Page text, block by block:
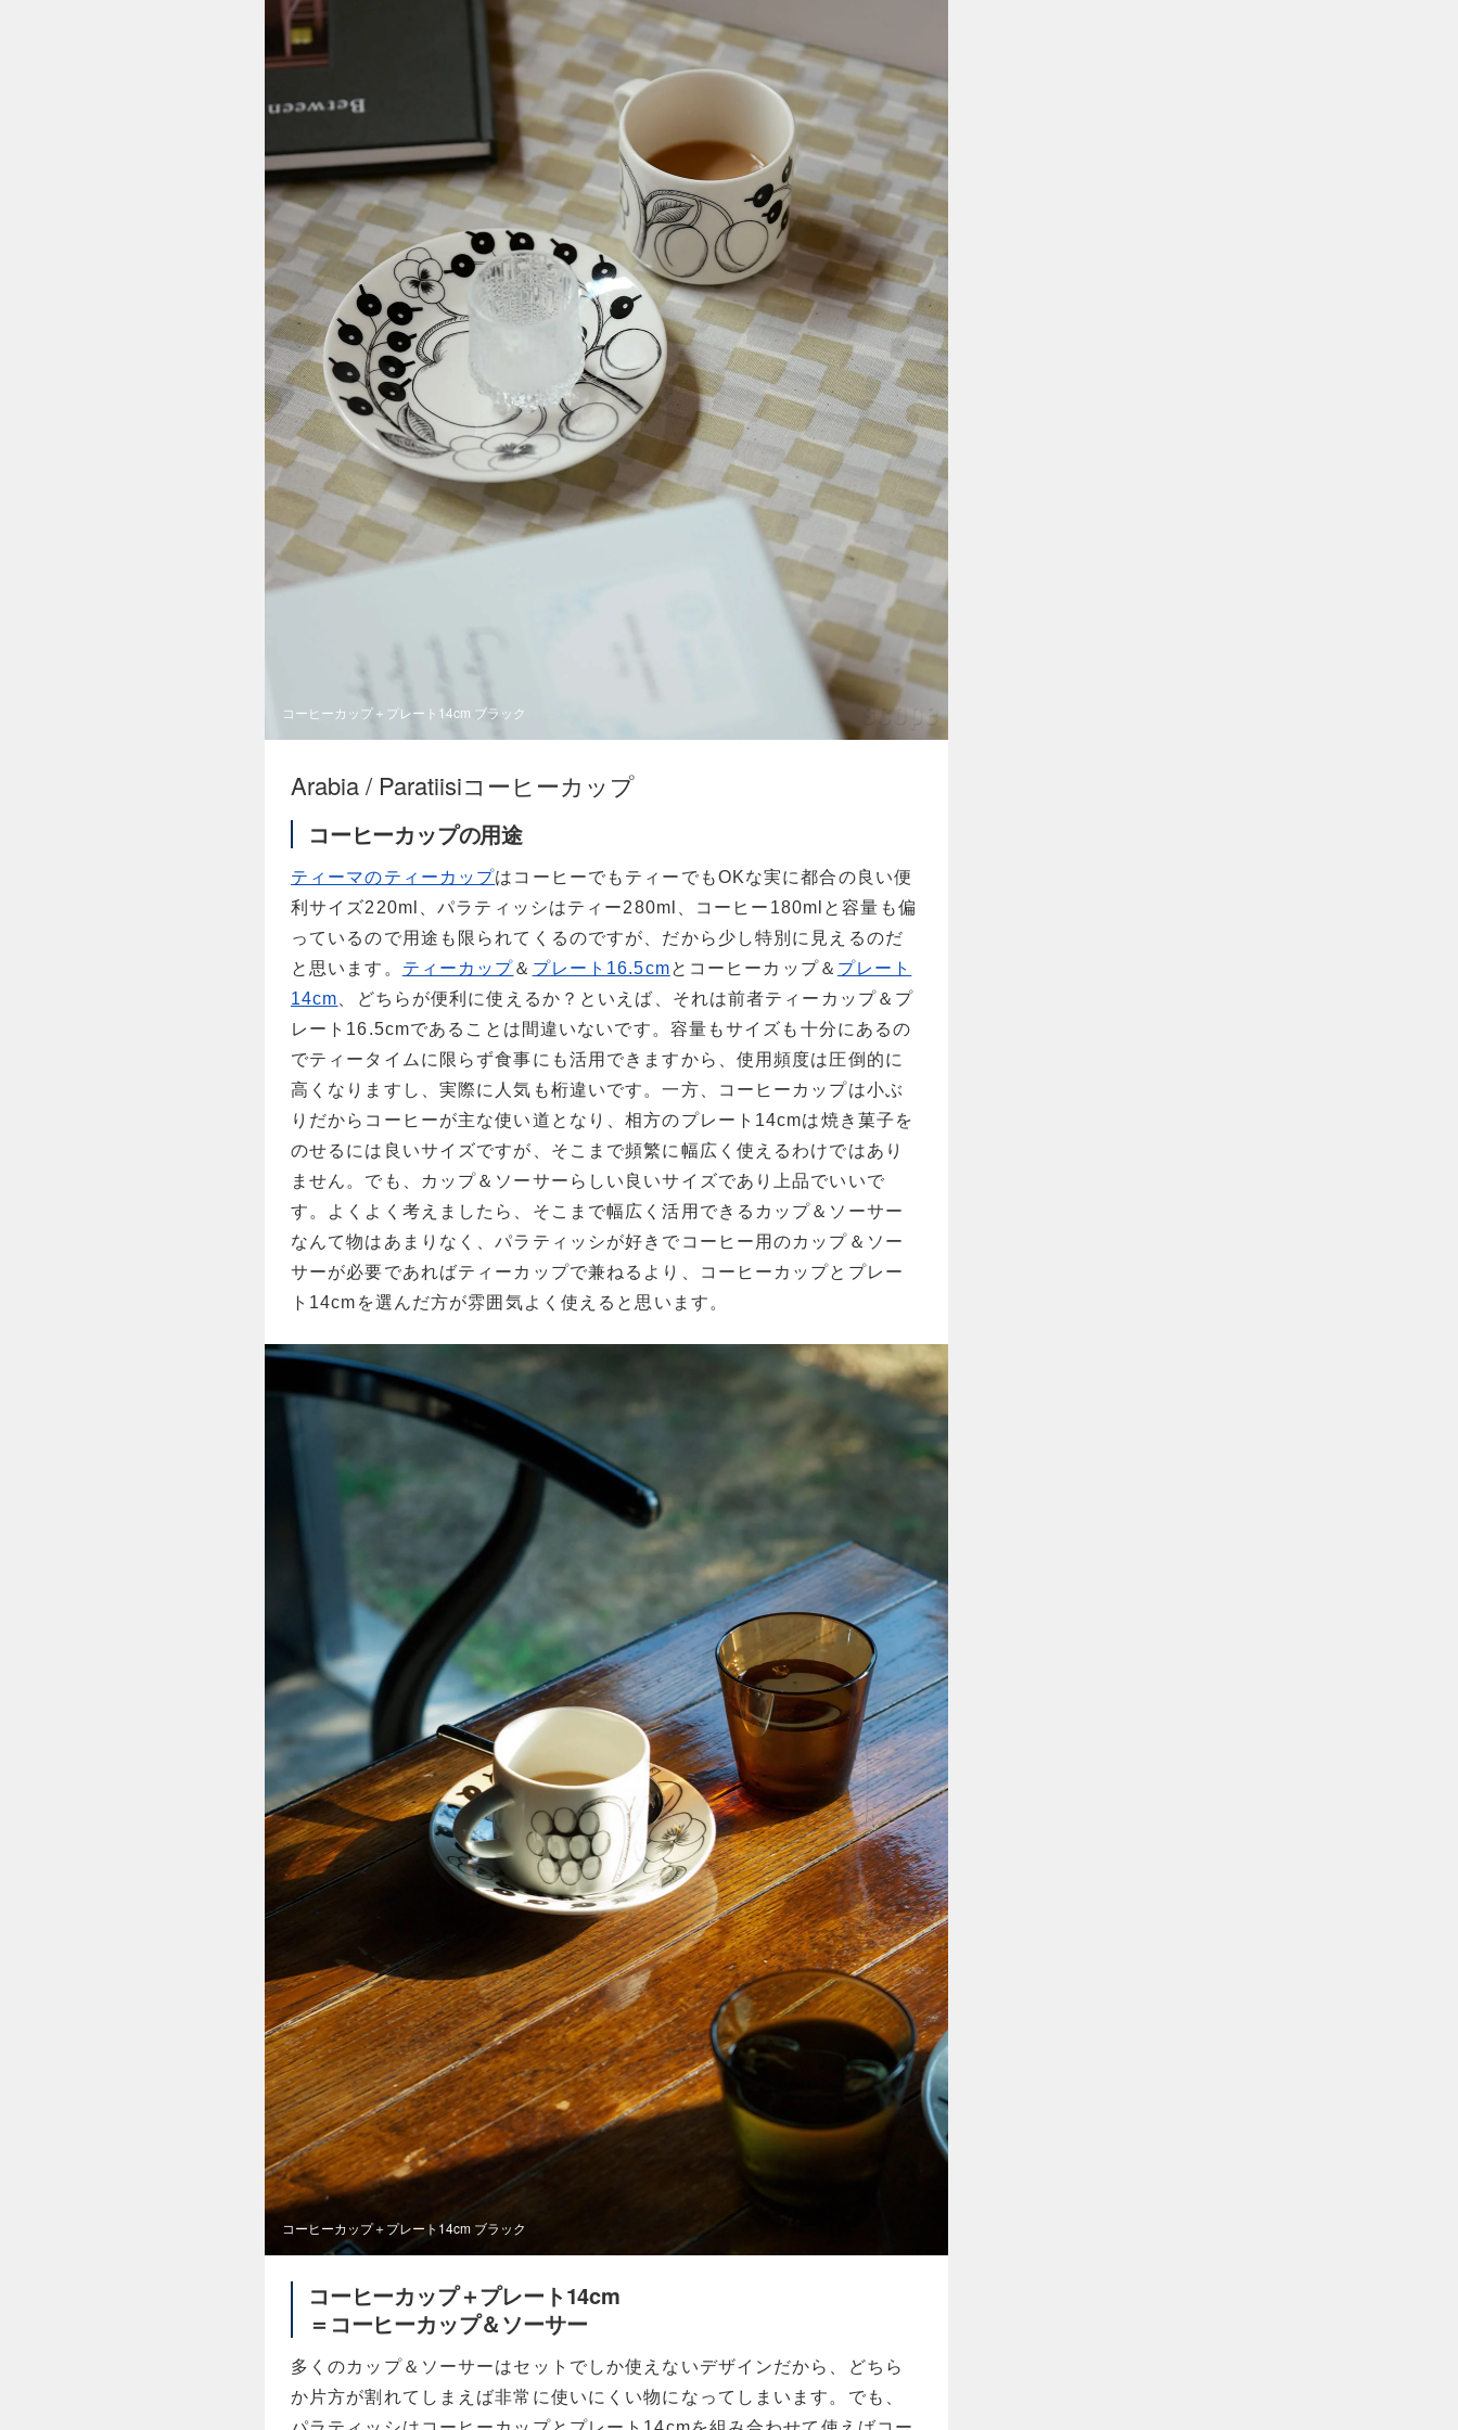
コーヒーカップ＋プレート14cm ブラック
Arabia / Paratiisiコーヒーカップ
コーヒーカップの用途
ティーマのティーカップはコーヒーでもティーでもOKな実に都合の良い便
利サイズ220ml、パラティッシはティー280ml、コーヒー180mlと容量も偏
っているので用途も限られてくるのですが、だから少し特別に見えるのだ
と思います。 ティーカップ＆ プレート16.5cmとコーヒーカップ＆ プレート
14cm 、どちらが便利に使えるか？といえば、それは前者ティーカップ＆プ
レート16.5cmであることは間違いないです。容量もサイズも十分にあるの
でティータイムに限らず食事にも活用できますから、使用頻度は圧倒的に
高くなりますし、実際に人気も桁違いです。一方、コーヒーカップは小ぶ
りだからコーヒーが主な使い道となり、相方のプレート14cmは焼き菓子を
のせるには良いサイズですが、そこまで頻繁に幅広く使えるわけではあり
ません。でも、カップ＆ソーサーらしい良いサイズであり上品でいいで
す。よくよく考えましたら、そこまで幅広く活用できるカップ＆ソーサー
なんて物はあまりなく、パラティッシが好きでコーヒー用のカップ＆ソー
サーが必要であればティーカップで兼ねるより、コーヒーカップとプレー
ト14cmを選んだ方が雰囲気よく使えると思います。
コーヒーカップ＋プレート14cm ブラック
コーヒーカップ＋プレート14cm
＝コーヒーカップ＆ソーサー
多くのカップ＆ソーサーはセットでしか使えないデザインだから、どちら
か片方が割れてしまえば非常に使いにくい物になってしまいます。でも、